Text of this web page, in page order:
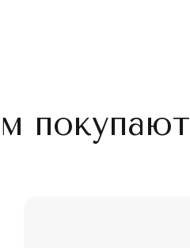
покупают